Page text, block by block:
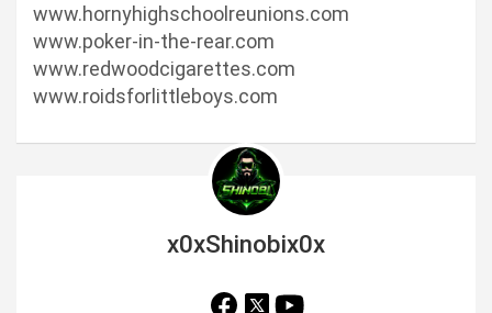
www.hornyhighschoolreunions.com
www.poker-in-the-rear.com
www.redwoodcigarettes.com
www.roidsforlittleboys.com
x0xShinobix0x